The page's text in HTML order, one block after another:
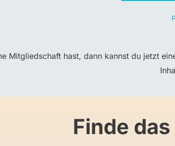
Mitgliedschaft hast, dann kannst du jetzt
Finde